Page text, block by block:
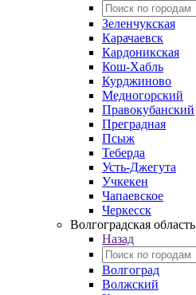
Зеленчукская
Карачаевск
Кардоникская
Кош-Хабль
Курджиново
Медногорский
Правокубанский
Преградная
Псыж
Теберда
Усть-Джегута
Учкекен
Чапаевское
Черкесск
Волгоградская область
Назад
Волгоград
Волжский